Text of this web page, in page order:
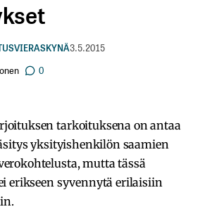
VIERASKYNÄ3.5.2015
0
tarkoituksena on antaa
yksityishenkilön saamien
mutta tässä
erikseen syvennytä erilaisiin